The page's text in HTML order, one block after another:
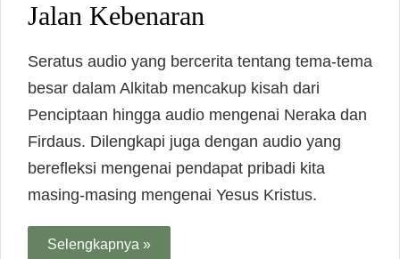
Jalan Kebenaran
Seratus audio yang bercerita tentang tema-tema
besar dalam Alkitab mencakup kisah dari
Penciptaan hingga audio mengenai Neraka dan
Firdaus. Dilengkapi juga dengan audio yang
berefleksi mengenai pendapat pribadi kita
masing-masing mengenai Yesus Kristus.
Selengkapnya »